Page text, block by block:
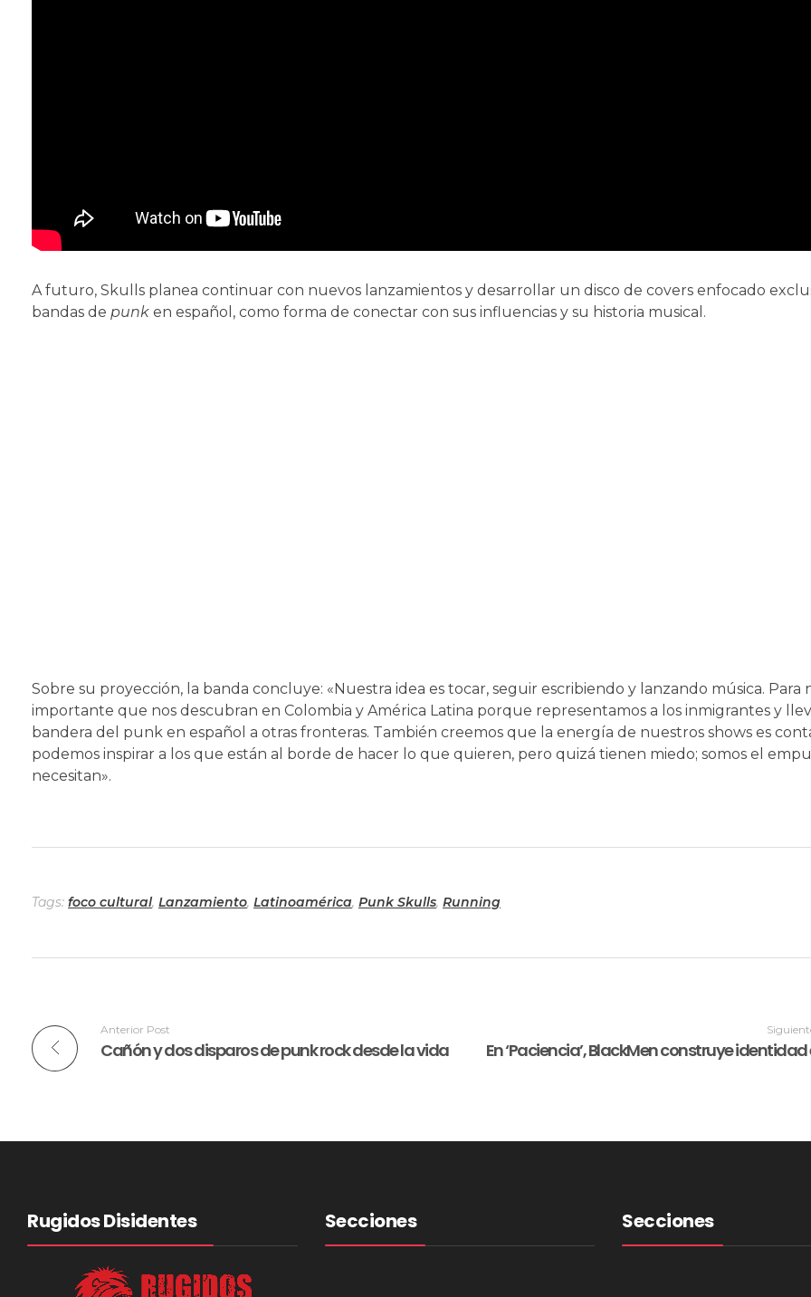
A futuro, Skulls planea continuar con nuevos lanzamientos y desarrollar un disco de covers enfocado
bandas de punk en español, como forma de conectar con sus influencias y su historia musical.
Sobre su proyección, la banda concluye: «Nuestra idea es tocar, seguir escribiendo y lanzando música. Para
importante que nos descubran en Colombia y América Latina porque representamos a los inmigrantes y
bandera del punk en español a otras fronteras. También creemos que la energía de nuestros shows es
podemos inspirar a los que están al borde de hacer lo que quieren, pero quizá tienen miedo; somos el
necesitan».
Tags: foco cultural, Lanzamiento, Latinoamérica, Punk Skulls, Running
Anterior Post
Cañón y dos disparos de punk rock desde la vida
Rugidos Disidentes Secciones Secciones